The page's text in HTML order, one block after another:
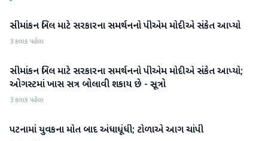
રાષ્ટ્રીય
સીમાંકન બિલ માટે સરકારના સમર્થનનો પીએમ મોદીએ સંકેત આપ્યો
3 કલાક પહેલા
રાષ્ટ્રીય
સીમાંકન બિલ માટે સરકારના સમર્થનનો પીએમ મોદીએ સંકેત આપ્યો;
ઓગસ્ટમાં ખાસ સત્ર બોલાવી શકાય છે - સૂત્રો
3 કલાક પહેલા
રાષ્ટ્રીય
પટનામાં યુવકના મોત બાદ અંધાધૂંધી; ટોળાએ આગ ચાંપી